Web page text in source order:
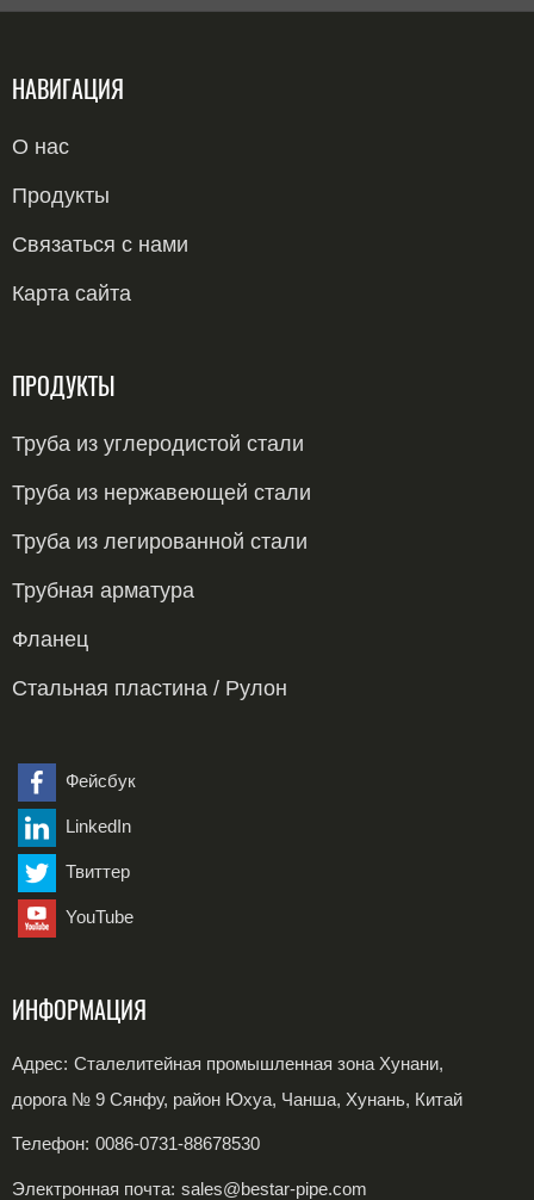
НАВИГАЦИЯ
О нас
Продукты
Связаться с нами
Карта сайта
ПРОДУКТЫ
Труба из углеродистой стали
Бесшовные трубы из углеродистой стали
Сварные трубы из углеродистой стали
Труба из углеродистой стали, изготовленная
Труба из углеродистой стали ERW
Труба из углеродистой стали, изготовленная
Обсадные и трубные трубы OCTG
Труба из нержавеющей стали
Труба 304
Труба 316
Бесшовные трубы из нержавеющей стали
Сварные трубы из нержавеющей стали
Сварные трубы из дуплексной стали
Труба из легированной стали
Бесшовные трубы из легированной стали
Сварные трубы из легированной стали
Трубная арматура
Фитинги из углеродистой стали
Фитинги из нержавеющей стали
Фланец
Фланец
Стальная пластина / Рулон
Пластина из нержавеющей стали
Рулон из углеродистой стали
Катушка из нержавеющей стали
Фейсбук
LinkedIn
Твиттер
YouTube
ИНФОРМАЦИЯ
Адрес: Сталелитейная промышленная зона Хунани,
дорога № 9 Сянфу, район Юхуа, Чанша, Хунань, Китай
Телефон: 0086-0731-88678530
Электронная почта: sales@bestar-pipe.com